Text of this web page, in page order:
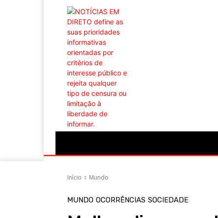
Início Mundo
MUNDO OCORRÊNCIAS SOCIEDADE